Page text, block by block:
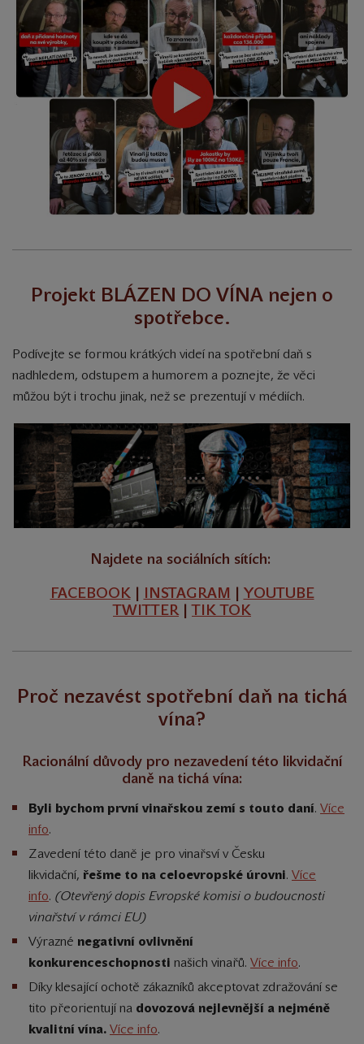
Projekt BLÁZEN DO VÍNA nejen o
spotřebce.
Podívejte se formou krátkých videí na spotřební daň s
nadhledem, odstupem a humorem a poznejte, že věci
můžou být i trochu jinak, než se prezentují v médiích.
Najdete na sociálních sítích:
FACEBOOK | INSTAGRAM | YOUTUBE
TWITTER |TIK TOK
Proč nezavést spotřební daň na tichá
vína?
Racionální důvody pro nezavedení této likvidační
daně na tichá vína:
Byli bychom první vinařskou zemí s touto daní. Více
info.
Zavedení této daně je pro vinařsví v Česku
likvidační, řešme to na celoevropské úrovni. Více
info. (Otevřený dopis Evropské komisi o budoucnosti
vinařství v rámci EU)
Výrazné negativní ovlivnění
konkurenceschopnosti našich vinařů. Více info.
Díky klesající ochotě zákazníků akceptovat zdražování se
tito přeorientují na dovozová nejlevnější a nejméně
kvalitní vína. Více info.